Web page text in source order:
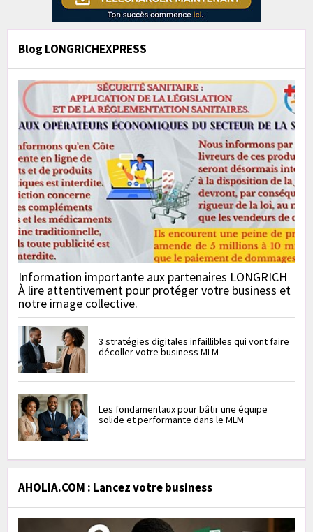
Blog LONGRICHEXPRESS
Information importante aux partenaires LONGRICH
À lire attentivement pour protéger votre business et
notre image collective.
3 stratégies digitales infaillibles qui vont faire
décoller votre business MLM
Les fondamentaux pour bâtir une équipe
solide et performante dans le MLM
AHOLIA.COM : Lancez votre business